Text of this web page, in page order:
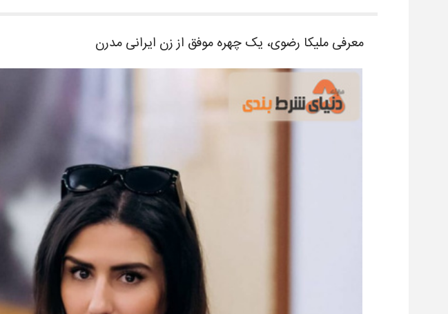
معرفی ملیکا رضوی، یک چهره موفق از زن ایرانی مدرن